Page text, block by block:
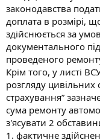
законодавства
доплата в розмірі,
здійснюється за
документального
проведеного
Крім того, у листі
розгляду
страхування”
сума ремонту
з'ясувати 2
1. фактичне